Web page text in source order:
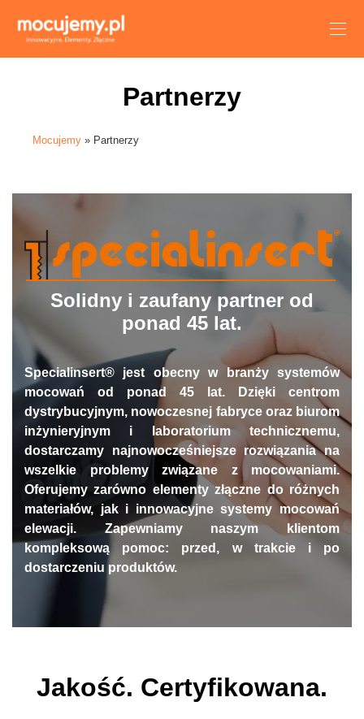
Partnerzy
Mocujemy » Partnerzy
Solidny i zaufany partner od
ponad 45 lat.
Specialinsert® jest obecny w branży systemów
mocowań od ponad 45 lat. Dzięki centrom
dystrybucyjnym, nowoczesnej fabryce oraz biurom
inżynieryjnym i laboratorium technicznemu,
dostarczamy najnowocześniejsze rozwiązania na
wszelkie problemy związane z mocowaniami.
Oferujemy zarówno elementy złączne do różnych
materiałów, jak i innowacyjne systemy mocowań
elewacji. Zapewniamy naszym klientom
kompleksową pomoc: przed, w trakcie i po
dostarczeniu produktów.
Jakość. Certyfikowana.